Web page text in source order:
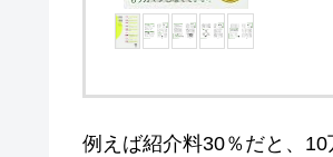
例えば紹介料30％だと、